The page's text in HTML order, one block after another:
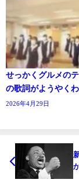
せっかくグルメの
の歌詞がようやく
2026年4月29日